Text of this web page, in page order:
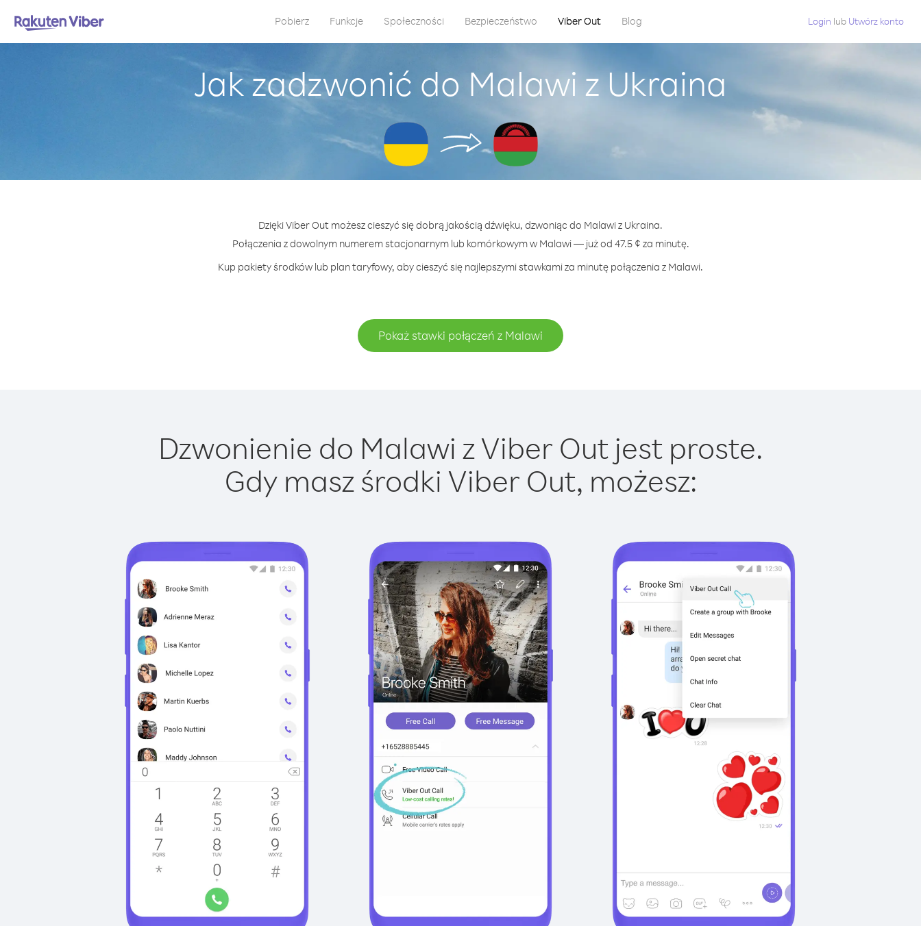
Pobierz Funkcje Społeczności Bezpieczeństwo Viber Out Blog Login lub Utwórz konto
Jak zadzwonić do Malawi z Ukraina
Dzięki Viber Out możesz cieszyć się dobrą jakością dźwięku, dzwoniąc do Malawi z Ukraina.
Połączenia z dowolnym numerem stacjonarnym lub komórkowym w Malawi — już od 47.5 ¢ za minutę.
Kup pakiety środków lub plan taryfowy, aby cieszyć się najlepszymi stawkami za minutę połączenia z Malawi.
Pokaż stawki połączeń z Malawi
Dzwonienie do Malawi z Viber Out jest proste.
Gdy masz środki Viber Out, możesz: